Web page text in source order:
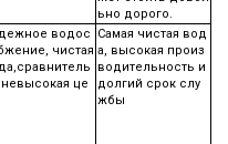
ьно дорого.
водос
чистая
це
Самая чистая вод
а, высокая произ
водительность и
долгий срок слу
жбы